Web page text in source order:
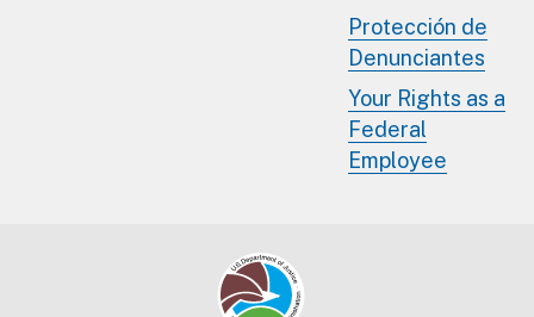
Protección de
Denunciantes
Your Rights as a
Federal
Employee